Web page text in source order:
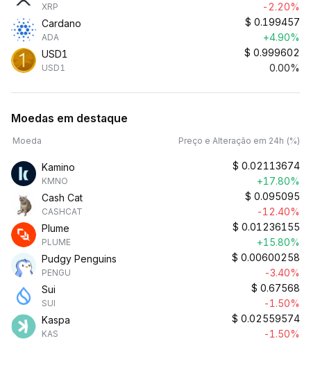
XRP
-2.20%
Cardano
ADA
$ 0.199457
+4.90%
USD1
USD1
$ 0.999602
0.00%
Moedas em destaque
Moeda Preço e Alteração em 24h (%)
Kamino
KMNO
$ 0.02113674
+17.80%
Cash Cat
CASHCAT
$ 0.095095
-12.40%
Plume
PLUME
$ 0.01236155
+15.80%
Pudgy Penguins
PENGU
$ 0.00600258
-3.40%
Sui
SUI
$ 0.67568
-1.50%
Kaspa
KAS
$ 0.02559574
-1.50%